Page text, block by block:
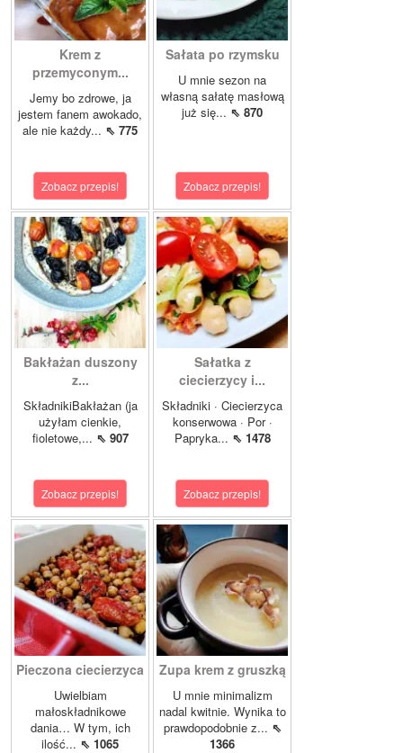
Krem z
przemyconym...
Jemy bo zdrowe, ja
jestem fanem awokado,
ale nie każdy... ⇖ 775
Zobacz przepis!
Sałata po rzymsku
U mnie sezon na
własną sałatę masłową
już się... ⇖ 870
Zobacz przepis!
Bakłażan duszony
z...
SkładnikiBakłażan (ja
użyłam cienkie,
fioletowe,... ⇖ 907
Zobacz przepis!
Sałatka z
ciecierzycy i...
Składniki · Ciecierzyca
konserwowa · Por ·
Papryka... ⇖ 1478
Zobacz przepis!
Pieczona ciecierzyca
Uwielbiam
małoskładnikowe
dania… W tym, ich
ilość... ⇖ 1065
Zupa krem z gruszką
U mnie minimalizm
nadal kwitnie. Wynika to
prawdopodobnie z... ⇖
1366